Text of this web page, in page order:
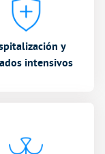
y
intensivos